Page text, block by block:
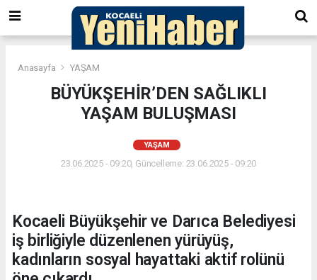
Anasayfa YAŞAM
BÜYÜKŞEHİR’DEN SAĞLIKLI
YAŞAM BULUŞMASI
YAŞAM
23.06.2025 - 09:20, Güncelleme: 23.06.2025 - 09:20
Kocaeli Büyükşehir ve Darıca Belediyesi
iş birliğiyle düzenlenen yürüyüş,
kadınların sosyal hayattaki aktif rolünü